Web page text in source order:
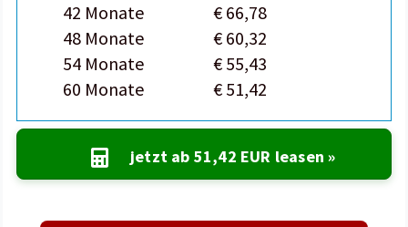
42 Monate
€ 66,78
48 Monate
€ 60,32
54 Monate
€ 55,43
60 Monate
€ 51,42
jetzt ab 51,42 EUR leasen »